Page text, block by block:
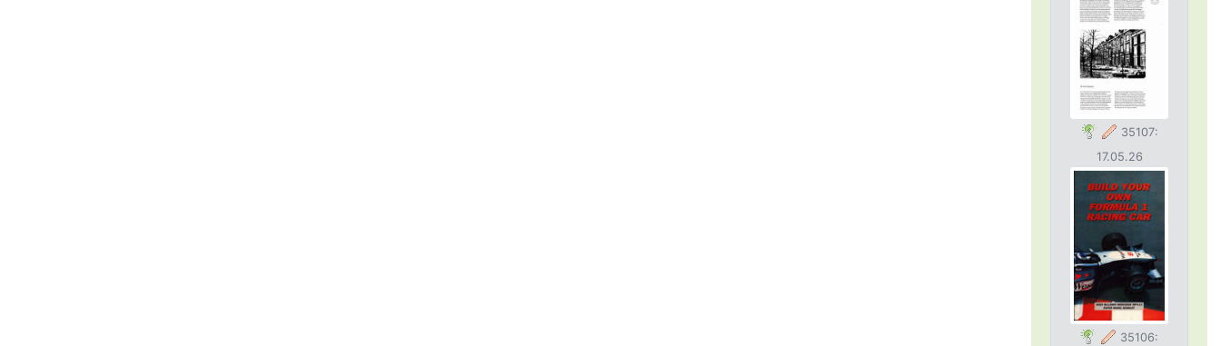
35107:
17.05.26
35106: